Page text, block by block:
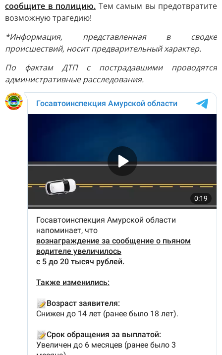
сообщите в полицию. Тем самым вы предотвратите
возможную трагедию!
*Информация, представленная в сводке
происшествий, носит предварительный характер.
По фактам ДТП с пострадавшими проводятся
административные расследования.